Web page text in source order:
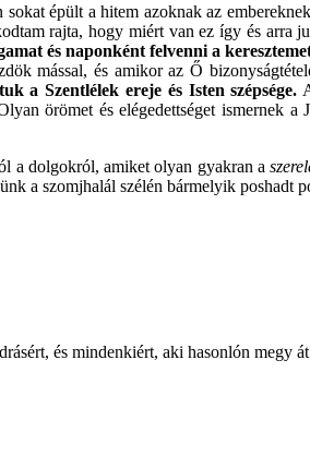
épült a hitem azoknak az
rajta, hogy miért van ez így és arra
és naponként felvenni a
mással, és amikor az Ő
a Szentlélek ereje és Isten szépsége.
örömet és elégedettséget ismernek
a dolgokról, amiket olyan gyakran a
a szomjhalál szélén bármelyik poshadt
és mindenkiért, aki hasonlón megy